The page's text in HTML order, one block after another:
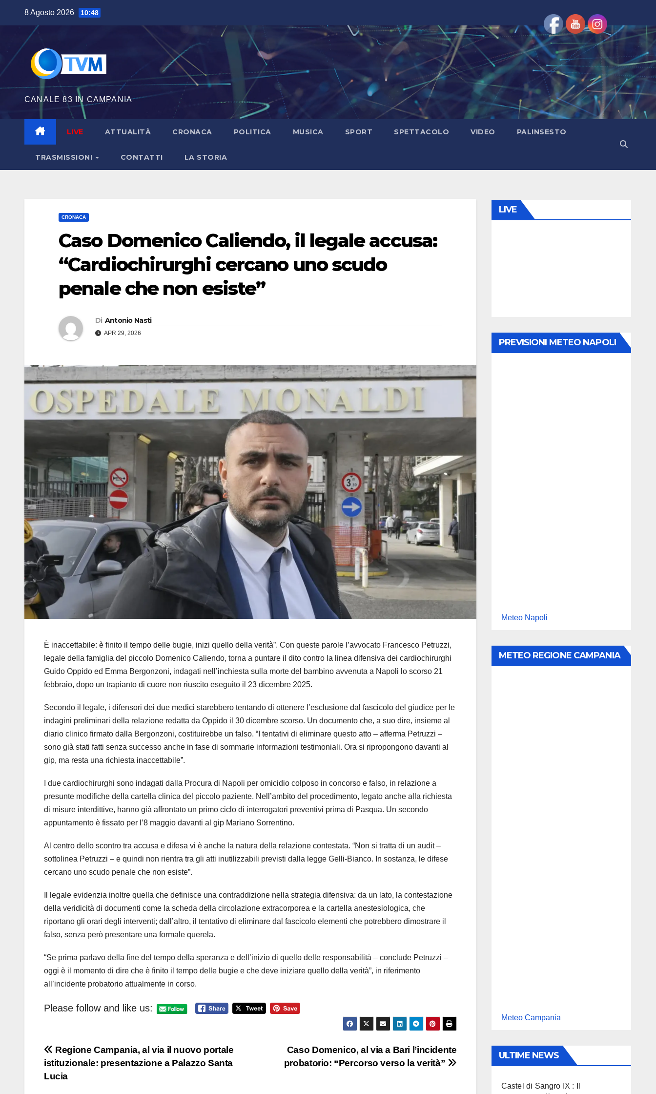
contenuto
8 Agosto 2026 10:48
CANALE 83 IN CAMPANIA
LIVE ATTUALITÀ CRONACA POLITICA MUSICA SPORT SPETTACOLO VIDEO PALINSESTO
TRASMISSIONI CONTATTI LA STORIA
CRONACA
Caso Domenico Caliendo, il legale accusa:
“Cardiochirurghi cercano uno scudo
penale che non esiste”
Di Antonio Nasti
APR 29, 2026
È inaccettabile: è finito il tempo delle bugie, inizi quello della verità”. Con queste parole l’avvocato Francesco Petruzzi,
legale della famiglia del piccolo Domenico Caliendo, torna a puntare il dito contro la linea difensiva dei cardiochirurghi
Guido Oppido ed Emma Bergonzoni, indagati nell’inchiesta sulla morte del bambino avvenuta a Napoli lo scorso 21
febbraio, dopo un trapianto di cuore non riuscito eseguito il 23 dicembre 2025.
Secondo il legale, i difensori dei due medici starebbero tentando di ottenere l’esclusione dal fascicolo del giudice per le
indagini preliminari della relazione redatta da Oppido il 30 dicembre scorso. Un documento che, a suo dire, insieme al
diario clinico firmato dalla Bergonzoni, costituirebbe un falso. “I tentativi di eliminare questo atto – afferma Petruzzi –
sono già stati fatti senza successo anche in fase di sommarie informazioni testimoniali. Ora si ripropongono davanti al
gip, ma resta una richiesta inaccettabile”.
I due cardiochirurghi sono indagati dalla Procura di Napoli per omicidio colposo in concorso e falso, in relazione a
presunte modifiche della cartella clinica del piccolo paziente. Nell’ambito del procedimento, legato anche alla richiesta
di misure interdittive, hanno già affrontato un primo ciclo di interrogatori preventivi prima di Pasqua. Un secondo
appuntamento è fissato per l’8 maggio davanti al gip Mariano Sorrentino.
Al centro dello scontro tra accusa e difesa vi è anche la natura della relazione contestata. “Non si tratta di un audit –
sottolinea Petruzzi – e quindi non rientra tra gli atti inutilizzabili previsti dalla legge Gelli-Bianco. In sostanza, le difese
cercano uno scudo penale che non esiste”.
Il legale evidenzia inoltre quella che definisce una contraddizione nella strategia difensiva: da un lato, la contestazione
della veridicità di documenti come la scheda della circolazione extracorporea e la cartella anestesiologica, che
riportano gli orari degli interventi; dall’altro, il tentativo di eliminare dal fascicolo elementi che potrebbero dimostrare il
falso, senza però presentare una formale querela.
“Se prima parlavo della fine del tempo della speranza e dell’inizio di quello delle responsabilità – conclude Petruzzi –
oggi è il momento di dire che è finito il tempo delle bugie e che deve iniziare quello della verità”, in riferimento
all’incidente probatorio attualmente in corso.
Please follow and like us:
Navigazione
articoli
Caso Domenico, al via a Bari l’incidente
probatorio: “Percorso verso la verità”
Regione Campania, al via il nuovo portale
istituzionale: presentazione a Palazzo Santa
Lucia
LIVE
PREVISIONI METEO NAPOLI
Meteo Napoli
METEO REGIONE CAMPANIA
Meteo Campania
ULTIME NEWS
Castel di Sangro IX : Il